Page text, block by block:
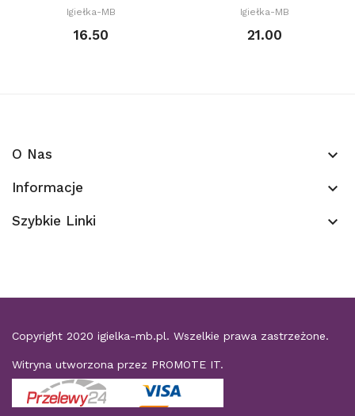
Igiełka-MB
16.50
Igiełka-MB
21.00
O Nas keyboard_arrow_down
Informacje keyboard_arrow_down
Szybkie Linki keyboard_arrow_down
Copyright 2020 igielka-mb.pl. Wszelkie prawa zastrzeżone.
Witryna utworzona przez PROMOTE IT.